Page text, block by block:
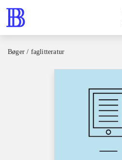
Bøger / faglitteratur